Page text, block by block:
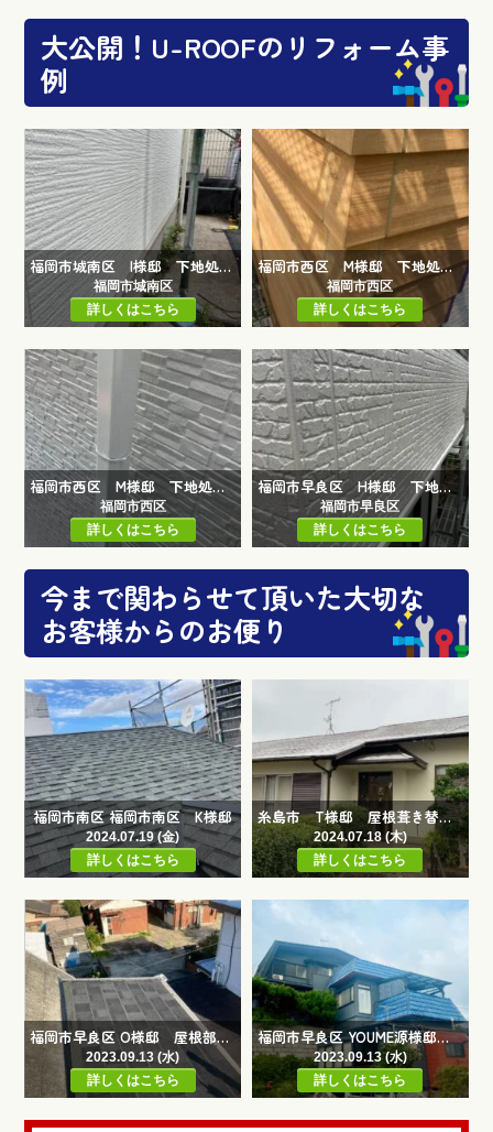
大公開！U-ROOFのリフォーム事
例
福岡市城南区 I様邸 下地処理工事
福岡市城南区
詳しくはこちら
福岡市西区 M様邸 下地処理工事（木部）
福岡市西区
詳しくはこちら
福岡市西区 M様邸 下地処理工事
福岡市西区
詳しくはこちら
福岡市早良区 H様邸 下地処理工事
福岡市早良区
詳しくはこちら
今まで関わらせて頂いた大切な
お客様からのお便り
福岡市南区 福岡市南区 K様邸
2024.07.19 (金)
詳しくはこちら
糸島市 T様邸 屋根葺き替え工事 糸島市 T様邸
2024.07.18 (木)
詳しくはこちら
福岡市早良区 O様邸 屋根部分補修工事
2023.09.13 (水)
詳しくはこちら
福岡市早良区 YOUME源様邸 屋根カバー外壁塗装工事
2023.09.13 (水)
詳しくはこちら